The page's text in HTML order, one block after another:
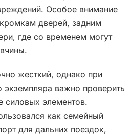
Особое внимание
дверей, задним
где со временем могут
жесткий, однако при
экземпляра важно проверить
силовых элементов.
как семейный
для дальних поездок,